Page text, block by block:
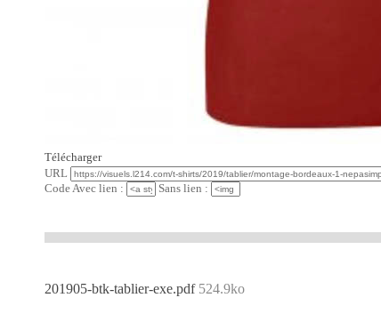
Télécharger
URL
Code Avec lien :
Sans lien :
201905-btk-tablier-exe.pdf 524.9ko